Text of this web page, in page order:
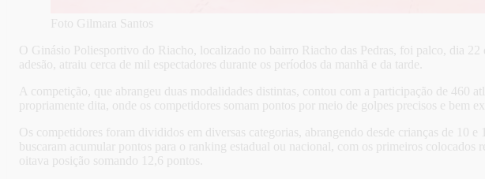
Foto Gilmara Santos
O Ginásio Poliesportivo do Riacho, localizado no bairro Riacho das Pedras, foi palco, dia
adesão, atraiu cerca de mil espectadores durante os períodos da manhã e da tarde.
A competição, que abrangeu duas modalidades distintas, contou com a participação de
propriamente dita, onde os competidores somam pontos por meio de golpes precisos e bem
Os competidores foram divididos em diversas categorias, abrangendo desde crianças de 10
buscaram acumular pontos para o ranking estadual ou nacional, com os primeiros
oitava posição somando 12,6 pontos.